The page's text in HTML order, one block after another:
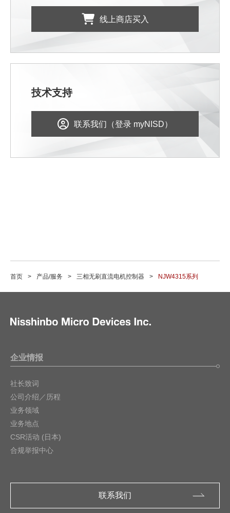
线上商店买入
技术支持
联系我们（登录 myNISD）
首页 产品/服务 三相无刷直流电机控制器 NJW4315系列
企业情报
社长致词
公司介绍／历程
业务领域
业务地点
CSR活动 (日本)
合规举报中心
联系我们